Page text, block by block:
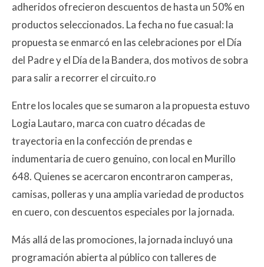
adheridos ofrecieron descuentos de hasta un 50% en
productos seleccionados. La fecha no fue casual: la
propuesta se enmarcó en las celebraciones por el Día
del Padre y el Día de la Bandera, dos motivos de sobra
para salir a recorrer el circuito.ro
Entre los locales que se sumaron a la propuesta estuvo
Logia Lautaro, marca con cuatro décadas de
trayectoria en la confección de prendas e
indumentaria de cuero genuino, con local en Murillo
648. Quienes se acercaron encontraron camperas,
camisas, polleras y una amplia variedad de productos
en cuero, con descuentos especiales por la jornada.
Más allá de las promociones, la jornada incluyó una
programación abierta al público con talleres de